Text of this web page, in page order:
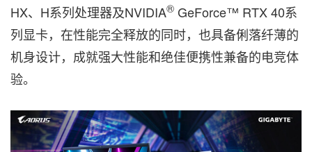
HX、H系列处理器及NVIDIA® GeForce™ RTX 40系
列显卡，在性能完全释放的同时，也具备俐落纤薄的
机身设计，成就强大性能和绝佳便携性兼备的电竞体
验。